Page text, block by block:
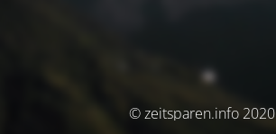
© zeitsparen.info 2020